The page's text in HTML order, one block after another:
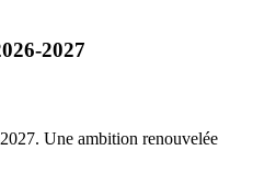
2027
Une ambition renouvelée